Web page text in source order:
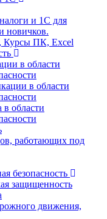
и 1С для
новичков.
Курсы ПК, Excel
в области
в области
области
работающих под
безопасность
защищенность
движения,